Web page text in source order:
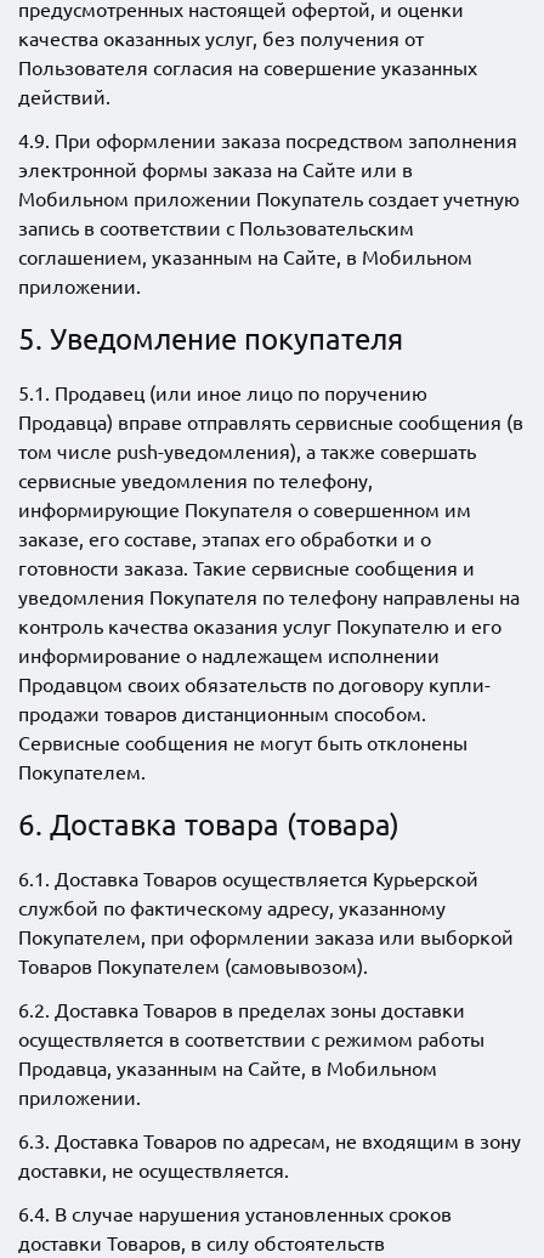
предусмотренных настоящей офертой, и оценки
качества оказанных услуг, без получения от
Пользователя согласия на совершение указанных
действий.
4.9. При оформлении заказа посредством заполнения
электронной формы заказа на Сайте или в
Мобильном приложении Покупатель создает учетную
запись в соответствии с Пользовательским
соглашением, указанным на Сайте, в Мобильном
приложении.
5. Уведомление покупателя
5.1. Продавец (или иное лицо по поручению
Продавца) вправе отправлять сервисные сообщения (в
том числе push-уведомления), а также совершать
сервисные уведомления по телефону,
информирующие Покупателя о совершенном им
заказе, его составе, этапах его обработки и о
готовности заказа. Такие сервисные сообщения и
уведомления Покупателя по телефону направлены на
контроль качества оказания услуг Покупателю и его
информирование о надлежащем исполнении
Продавцом своих обязательств по договору купли-
продажи товаров дистанционным способом.
Сервисные сообщения не могут быть отклонены
Покупателем.
6. Доставка товара (товара)
6.1. Доставка Товаров осуществляется Курьерской
службой по фактическому адресу, указанному
Покупателем, при оформлении заказа или выборкой
Товаров Покупателем (самовывозом).
6.2. Доставка Товаров в пределах зоны доставки
осуществляется в соответствии с режимом работы
Продавца, указанным на Сайте, в Мобильном
приложении.
6.3. Доставка Товаров по адресам, не входящим в зону
доставки, не осуществляется.
6.4. В случае нарушения установленных сроков
доставки Товаров, в силу обстоятельств